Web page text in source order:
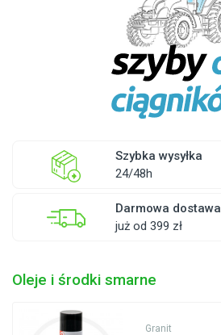
Szybka wysyłka
24/48h
Darmowa dostawa
już od 399 zł
Oleje i środki smarne
Granit